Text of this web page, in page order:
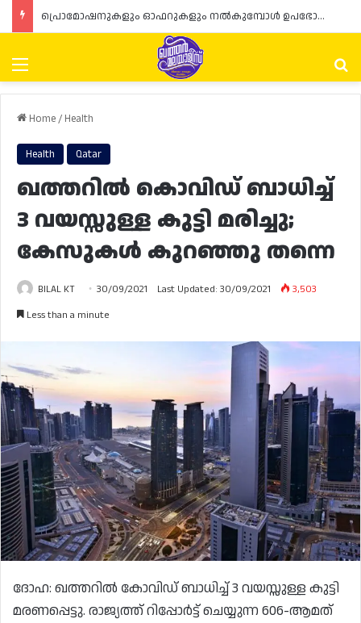
പ്രൊമോഷനുകളും ഓഫറുകളും നൽകുമ്പോൾ ഉപഭോക്താക്കളുടെ അവകാശങ്ങൾ ഉറപ്പാക്കണമെന്ന് ഖത്തർ വാണിജ്യ വ്യവസായ മന്ത്രാലയത്തിന്റെ (MoCI) നിർദ്ദേശം
Menu
Home/ Health
Health Qatar
ഖത്തറിൽ കൊവിഡ് ബാധിച്ച്
3 വയസ്സുള്ള കുട്ടി മരിച്ചു;
കേസുകൾ കുറഞ്ഞു തന്നെ
BILAL KT 30/09/2021 Last Updated: 30/09/2021
3,503
Less than a minute
ദോഹ: ഖത്തറിൽ കോവിഡ് ബാധിച്ച് 3 വയസ്സുള്ള കുട്ടി
മരണപ്പെട്ടു. രാജ്യത്ത് റിപ്പോർട്ട് ചെയ്യുന്ന 606-ആമത്